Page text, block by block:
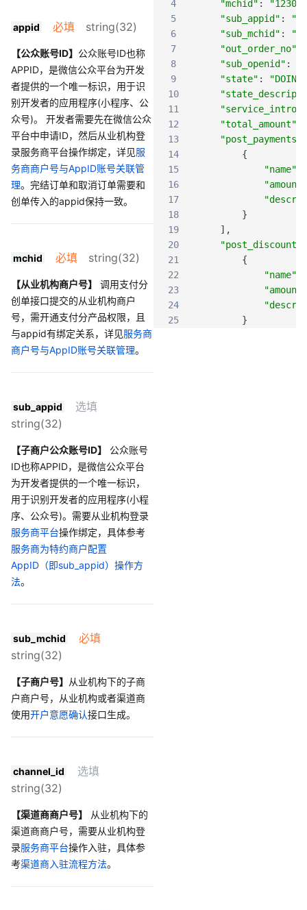
appid 必填 string(32)
【公众账号ID】 公众账号ID也称
APPID，是微信公众平台为开发
者提供的一个唯一标识，用于识
别开发者的应用程序(小程序、公
众号)。 开发者需要先在微信公众
平台中申请ID，然后从业机构登
录服务商平台操作绑定，详见服
务商商户号与AppID账号关联管
理。完结订单和取消订单需要和
创单传入的appid保持一致。
mchid 必填 string(32)
【从业机构商户号】
调用支付分
创单接口提交的从业机构商户
号，需开通支付分产品权限，且
与appid有绑定关系，详见服务商
商户号与AppID账号关联管理。
sub_appid
选填
string(32)
【子商户公众账号ID】
公众账号
ID也称APPID，是微信公众平台
为开发者提供的一个唯一标识，
用于识别开发者的应用程序(小程
序、公众号)。需要从业机构登录
服务商平台操作绑定，具体参考
服务商为特约商户配置
AppID（即sub_appid）操作方
法。
sub_mchid
必填
string(32)
【子商户号】
从业机构下的子商
户商户号，从业机构或者渠道商
使用开户意愿确认接口生成。
channel_id
选填
string(32)
【渠道商商户号】
从业机构下的
渠道商商户号，需要从业机构登
录服务商平台操作入驻，具体参
考渠道商入驻流程方法。
4 "mchid" :
5
"sub_appid" :
6
"sub_mchid" :
7
"out_order_no"
8
"sub_openid" :
9
"state" :
"DOING"
10
11
12
"total_amount"
13
"post_payments"
14
{
15
"name"
16
"amount"
17
18
}
19
] ,
20
"post_discounts"
21
{
22
"name"
23
"amount"
24
25
}